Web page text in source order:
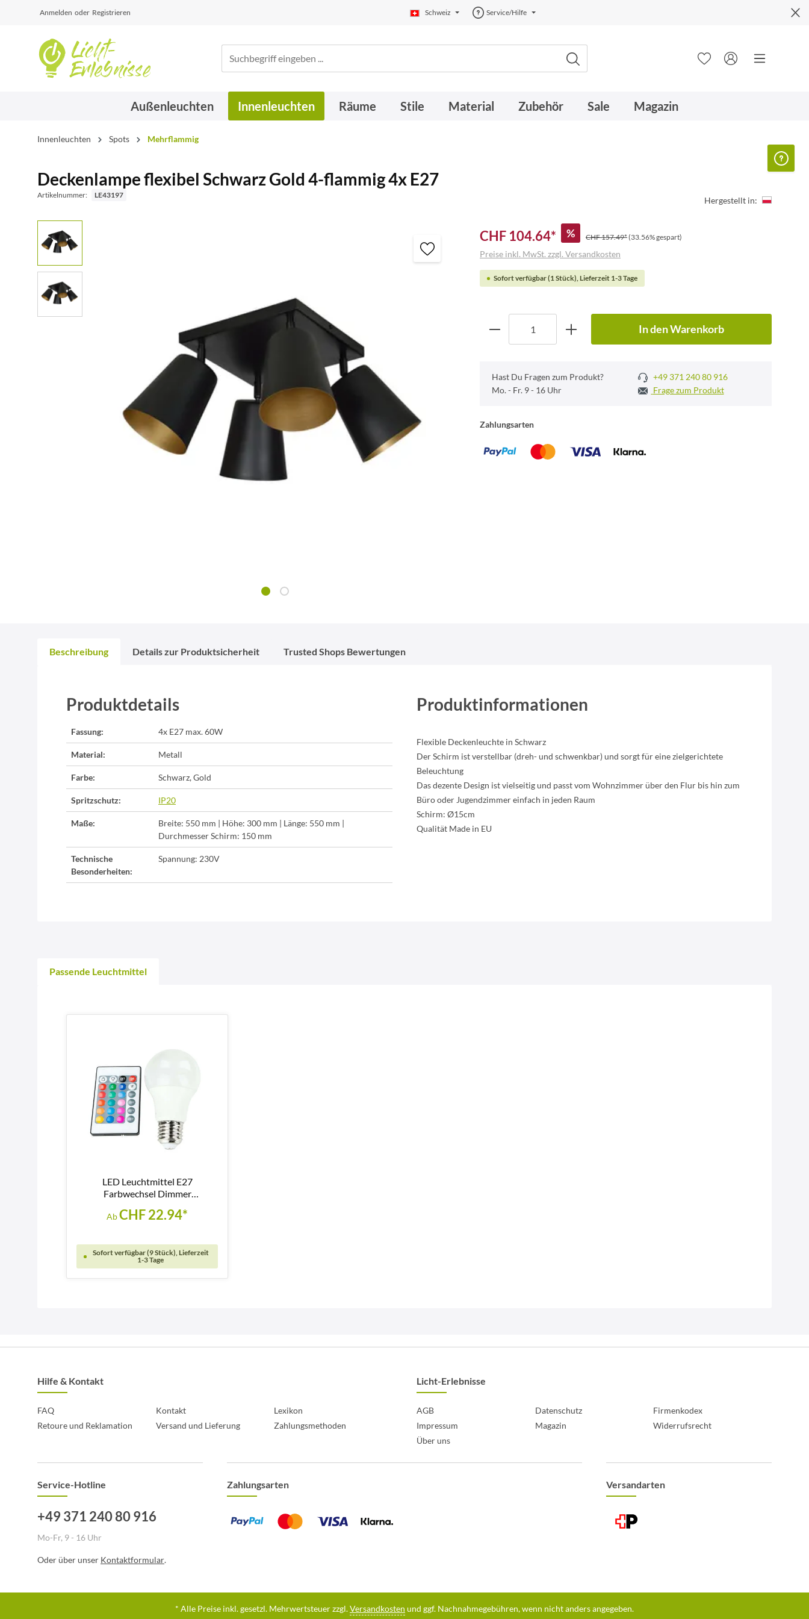
Anmelden oder Registrieren Schweiz Service/Hilfe
Außenleuchten Innenleuchten Räume Stile Material Zubehör Sale Magazin
Innenleuchten Spots Mehrflammig
Deckenlampe flexibel Schwarz Gold 4-flammig 4x E27
Artikelnummer: LE43197 Hergestellt in:
CHF 104.64* % CHF 157.49*(33.56% gespart)
Preise inkl. MwSt. zzgl. Versandkosten
Sofort verfügbar (1 Stück), Lieferzeit 1-3 Tage
In den Warenkorb
Hast Du Fragen zum Produkt?
+49 371 240 80 916
Mo. - Fr. 9 - 16 Uhr
Frage zum Produkt
Zahlungsarten
Beschreibung Details zur Produktsicherheit Trusted Shops Bewertungen
Produktdetails
Fassung: 4x E27 max. 60W
Material: Metall
Farbe: Schwarz, Gold
Spritzschutz: IP20
Maße:
Breite: 550 mm | Höhe: 300 mm | Länge: 550 mm |
Durchmesser Schirm: 150 mm
Technische
Besonderheiten:
Spannung: 230V
Produktinformationen
Flexible Deckenleuchte in Schwarz
Der Schirm ist verstellbar (dreh- und schwenkbar) und sorgt für eine zielgerichtete
Beleuchtung
Das dezente Design ist vielseitig und passt vom Wohnzimmer über den Flur bis hin zum
Büro oder Jugendzimmer einfach in jeden Raum
Schirm: Ø15cm
Qualität Made in EU
Passende Leuchtmittel
LED Leuchtmittel E27
Farbwechsel Dimmer
AbCHF 22.94*
Sofort verfügbar (9 Stück), Lieferzeit
1-3 Tage
Service-Hotline
+49 371 240 80 916
Mo-Fr, 9 - 16 Uhr
Oder über unser Kontaktformular.
Hilfe & Kontakt
FAQ Kontakt
Lexikon
Retoure und Reklamation
Versand und Lieferung Zahlungsmethoden
Licht-Erlebnisse
AGB Datenschutz
Firmenkodex
Impressum
Magazin
Widerrufsrecht
Über uns
Zahlungsarten Versandarten
* Alle Preise inkl. gesetzl. Mehrwertsteuer zzgl.Versandkosten und ggf. Nachnahmegebühren, wenn nicht anders angegeben.